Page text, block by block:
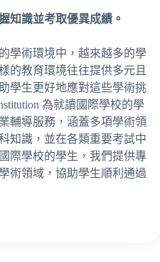
知識並考取優異成績。
學術環境中，越來越多的學
的教育環境往往提供多元且
學生更好地應對這些學術挑
為就讀國際學校的學
輔導服務，涵蓋多項學術領
知識，並在各類重要考試中
際學校的學生，我們提供專
術領域，協助學生順利通過